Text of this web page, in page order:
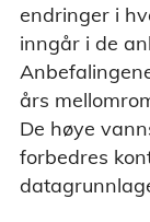
endringer i
inngår i de
års
De høye
forbedres